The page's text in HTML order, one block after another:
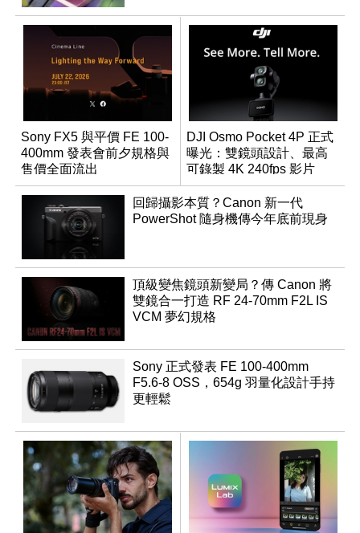
Sony FX5 與平價 FE 100-
400mm 發表會前夕規格與
售價全面流出
DJI Osmo Pocket 4P 正式
曝光：雙鏡頭設計、最高
可錄製 4K 240fps 影片
回歸攝影本質？Canon 新一代
PowerShot 隨身機傳今年底前現身
頂級變焦鏡頭新變局？傳 Canon 將
雙鏡合一打造 RF 24-70mm F2L IS
VCM 夢幻規格
Sony 正式發表 FE 100-400mm
F5.6-8 OSS，654g 羽量化設計手持
更輕鬆